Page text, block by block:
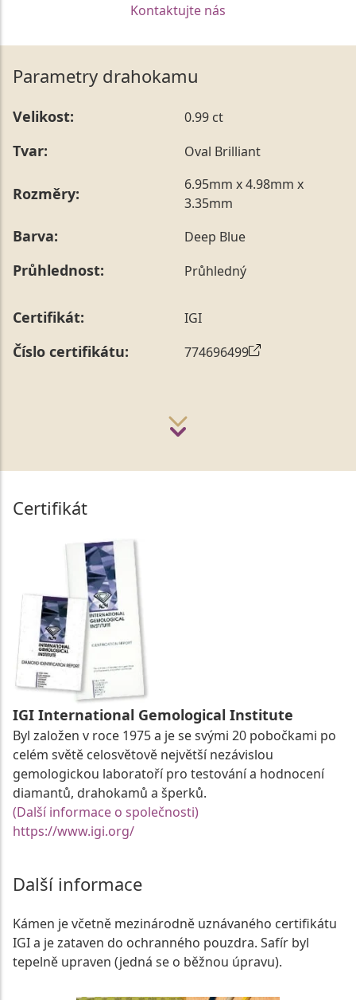
Kontaktujte nás
Parametry drahokamu
Velikost: 0.99 ct
Tvar: Oval Brilliant
Rozměry:
6.95mm x 4.98mm x
3.35mm
Barva: Deep Blue
Průhlednost: Průhledný
Certifikát: IGI
Číslo certifikátu: 774696499
Certifikát
IGI International Gemological Institute
Byl založen v roce 1975 a je se svými 20 pobočkami po
celém světě celosvětově největší nezávislou
gemologickou laboratoří pro testování a hodnocení
diamantů, drahokamů a šperků.
(Další informace o společnosti)
https://www.igi.org/
Další informace
Kámen je včetně mezinárodně uznávaného certifikátu
IGI a je zataven do ochranného pouzdra. Safír byl
tepelně upraven (jedná se o běžnou úpravu).